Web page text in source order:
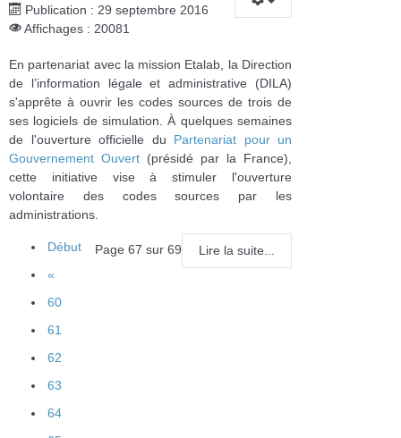
Publication : 29 septembre 2016
Affichages : 20081
En partenariat avec la mission Etalab, la Direction
de l’information légale et administrative (DILA)
s'apprête à ouvrir les codes sources de trois de
ses logiciels de simulation. À quelques semaines
de l'ouverture officielle du Partenariat pour un
Gouvernement Ouvert (présidé par la France),
cette initiative vise à stimuler l'ouverture
volontaire des codes sources par les
administrations.
Lire la suite...
Page 67 sur 69
Début
«
60
61
62
63
64